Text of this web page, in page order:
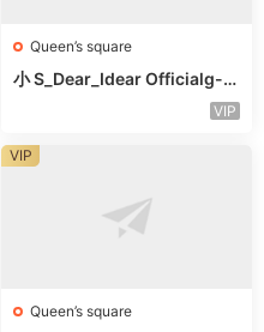
Queen’s square
小 S_Dear_Idear Officialg-3
VIP
Queen’s square
VIP